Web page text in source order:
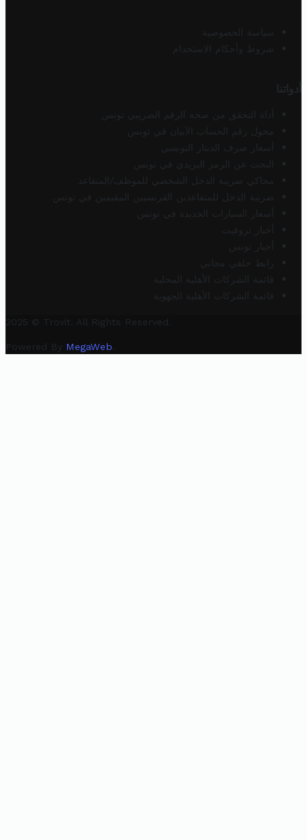
سياسة الخصوصية
شروط وأحكام الاستخدام
أدواتنا
أداة التحقق من صحة الرقم الضريبي تونس
محول رقم الحساب الآيبان في تونس
أسعار صرف الدينار التونسي
البحث عن الرمز البريدي في تونس
محاكي ضريبة الدخل الشخصي للموظف/المتقاعد
ضريبة الدخل للمتقاعدين الفرنسيين المقيمين في تونس
أسعار السيارات الجديدة في تونس
أخبار تروفيت
أخبار تونس
رابط خلفي مجاني
قائمة الشركات الأهلية المحلية
قائمة الشركات الأهلية الجهوية
2025 © Trovit. All Rights Reserved.
Powered By MegaWeb